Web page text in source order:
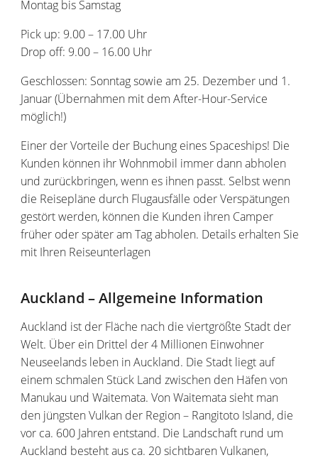
Montag bis Samstag
Pick up: 9.00 – 17.00 Uhr
Drop off: 9.00 – 16.00 Uhr
Geschlossen: Sonntag sowie am 25. Dezember und 1.
Januar (Übernahmen mit dem After-Hour-Service
möglich!)
Einer der Vorteile der Buchung eines Spaceships! Die
Kunden können ihr Wohnmobil immer dann abholen
und zurückbringen, wenn es ihnen passt. Selbst wenn
die Reisepläne durch Flugausfälle oder Verspätungen
gestört werden, können die Kunden ihren Camper
früher oder später am Tag abholen. Details erhalten Sie
mit Ihren Reiseunterlagen
Auckland – Allgemeine Information
Auckland ist der Fläche nach die viertgrößte Stadt der
Welt. Über ein Drittel der 4 Millionen Einwohner
Neuseelands leben in Auckland. Die Stadt liegt auf
einem schmalen Stück Land zwischen den Häfen von
Manukau und Waitemata. Von Waitemata sieht man
den jüngsten Vulkan der Region – Rangitoto Island, die
vor ca. 600 Jahren entstand. Die Landschaft rund um
Auckland besteht aus ca. 20 sichtbaren Vulkanen,